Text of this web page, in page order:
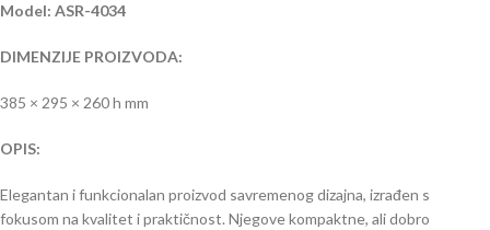
Model: ASR-4034
DIMENZIJE PROIZVODA:
385 × 295 × 260 h mm
OPIS:
Elegantan i funkcionalan proizvod savremenog dizajna, izrađen s
fokusom na kvalitet i praktičnost. Njegove kompaktne, ali dobro